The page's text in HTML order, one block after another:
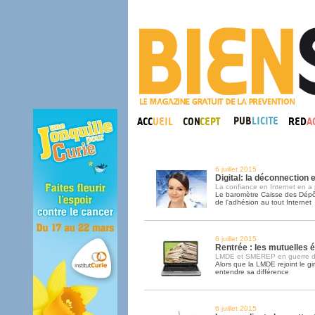
6 juillet 2015
Digital: la déconnection
La confiance en Internet en a
Le baromètre Caisse des
de l'adhésion au tout Internet
6 juillet 2015
Rentrée : les mutuelles
LMDE et SMEREP en guerre
Alors que la LMDE rejoint le
entendre sa différence
6 juillet 2015